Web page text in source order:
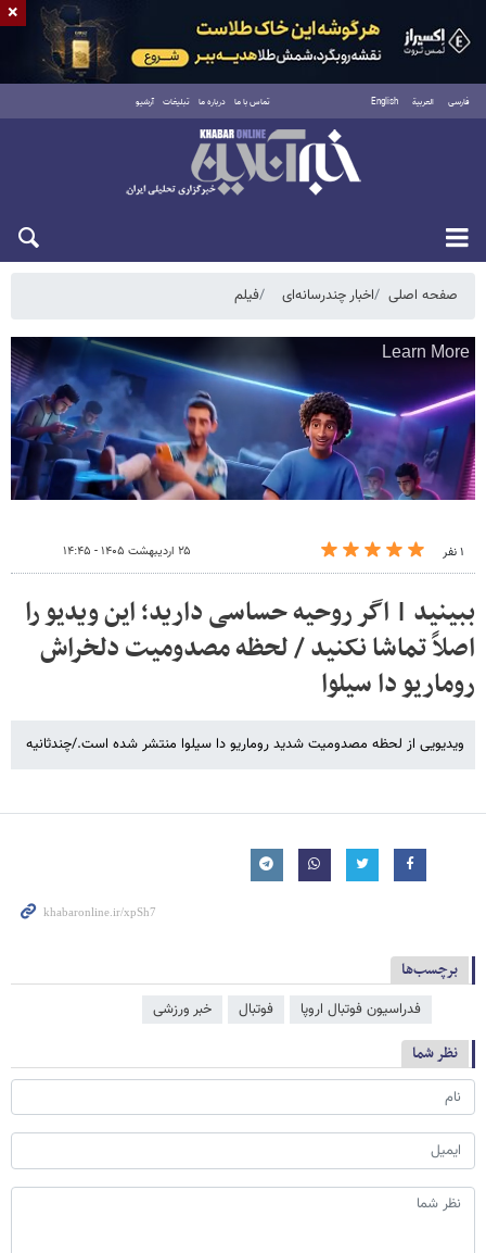
فارسی العربية English تماس با ما درباره ما تبلیغات آرشیو
پنجشنبه ۱۵ مرداد ۱۴۰۵
صفحه اصلی اخبار چندرسانه‌ای فیلم
۱ نفر ۲۵ اردیبهشت ۱۴۰۵ - ۱۴:۴۵
ببینید | اگر روحیه حساسی دارید؛ این ویدیو را
اصلاً تماشا نکنید / لحظه مصدومیت دلخراش
روماریو دا سیلوا
ویدیویی از لحظه مصدومیت شدید روماریو دا سیلوا منتشر شده است./چندثانیه
برچسب‌ها
فدراسیون فوتبال اروپا فوتبال خبر ورزشی
نظر شما
×